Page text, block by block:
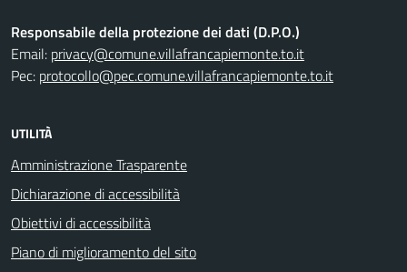
Responsabile della protezione dei dati (D.P.O.)
Email: privacy@comune.villafrancapiemonte.to.it
Pec: protocollo@pec.comune.villafrancapiemonte.to.it
UTILITÀ
Amministrazione Trasparente
Dichiarazione di accessibilità
Obiettivi di accessibilità
Piano di miglioramento del sito